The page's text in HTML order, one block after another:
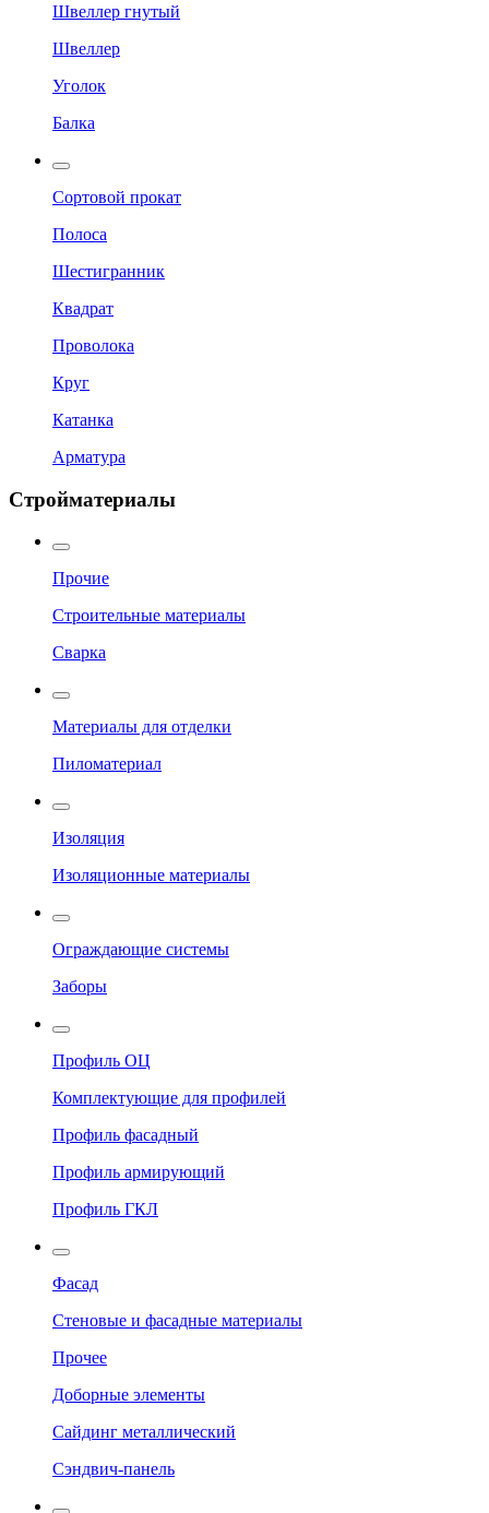
Швеллер гнутый
Швеллер
Уголок
Балка
Сортовой прокат
Полоса
Шестигранник
Квадрат
Проволока
Круг
Катанка
Арматура
Стройматериалы
Прочие
Строительные материалы
Сварка
Материалы для отделки
Пиломатериал
Изоляция
Изоляционные материалы
Ограждающие системы
Заборы
Профиль ОЦ
Комплектующие для профилей
Профиль фасадный
Профиль армирующий
Профиль ГКЛ
Фасад
Стеновые и фасадные материалы
Прочее
Доборные элементы
Сайдинг металлический
Сэндвич-панель